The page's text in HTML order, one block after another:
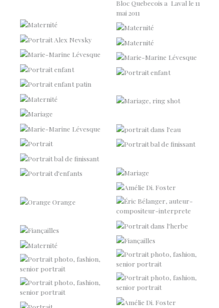
Gilles Duceppe
Maternité
Maternité
Alex Nevsky
Maternité
Marie-Marine Lévesque
Marie-Marine Lévesque
Portrait enfant
Portrait enfant
Portrait enfant
Maternité
Mariage
Marie-Marine Lévesque
Maude
Portrait bal de finissant
Portrait bal de finissant
Portrait d’enfants
Amélie Di. Foster
Éric Bélanger
Portrait
Fiançailles
Fiançailles
Maternité
Portrait
Portrait
Portrait
portrait
Amélie Di. Foster